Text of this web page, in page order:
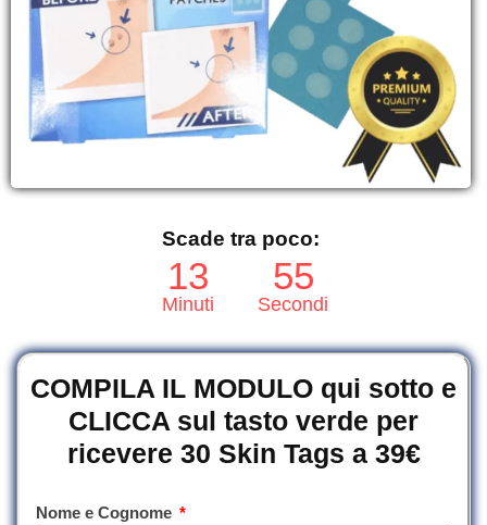
Scade tra poco:
13
Minuti
54
Secondi
COMPILA IL MODULO qui sotto e
CLICCA sul tasto verde per
ricevere 30 Skin Tags a 39€
Nome e Cognome